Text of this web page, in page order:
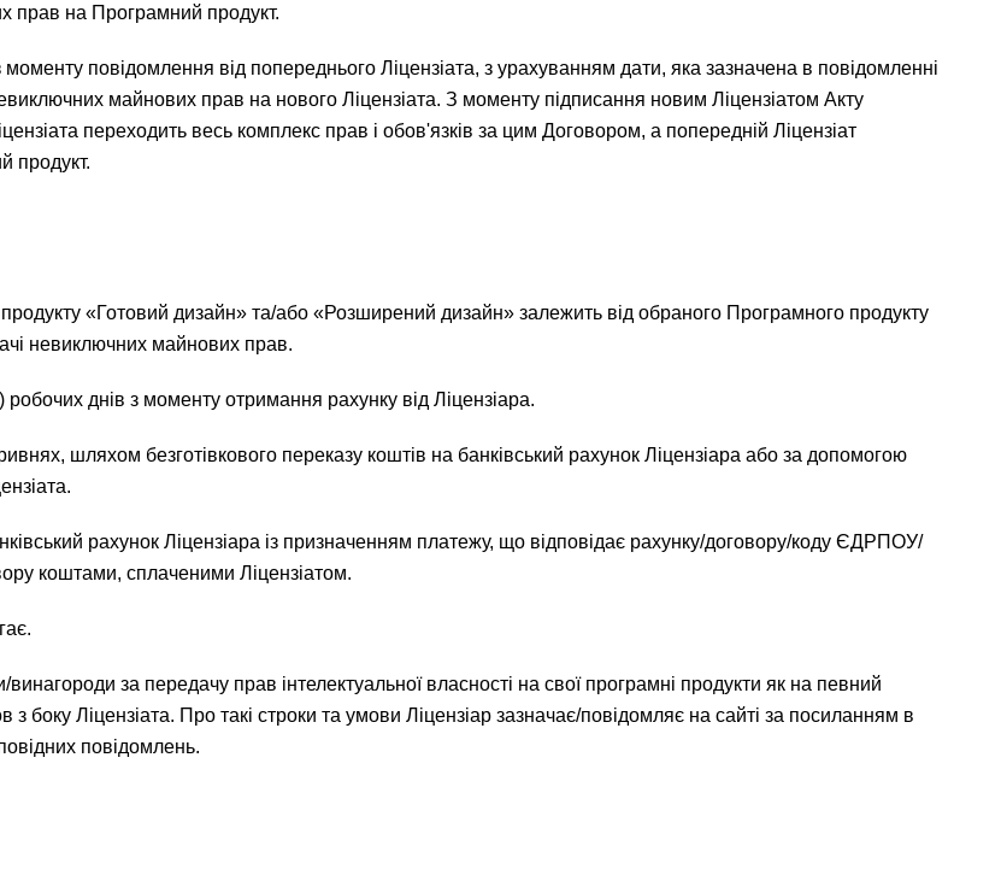
прав на Програмний продукт.
моменту повідомлення від попереднього Ліцензіата, з урахуванням дати, яка зазначена в повідомленні
майнових прав на нового Ліцензіата. З моменту підписання новим Ліцензіатом Акту
переходить весь комплекс прав і обов'язків за цим Договором, а попередній Ліцензіат
продукт.
«Готовий дизайн» та/або «Розширений дизайн» залежить від обраного Програмного продукту
невиключних майнових прав.
днів з моменту отримання рахунку від Ліцензіара.
шляхом безготівкового переказу коштів на банківський рахунок Ліцензіара або за допомогою
рахунок Ліцензіара із призначенням платежу, що відповідає рахунку/договору/коду ЄДРПОУ/
коштами, сплаченими Ліцензіатом.
за передачу прав інтелектуальної власності на свої програмні продукти як на певний
боку Ліцензіата. Про такі строки та умови Ліцензіар зазначає/повідомляє на сайті за посиланням в
повідомлень.